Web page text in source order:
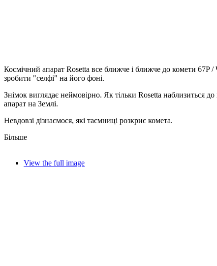
Космічний апарат Rosetta все ближче і ближче до комети 67P
зробити "селфі" на його фоні.
Знімок виглядає неймовірно. Як тільки Rosetta наблизиться
апарат на Землі.
Невдовзі дізнаємося, які таємниці розкриє комета.
Більше
View the full image